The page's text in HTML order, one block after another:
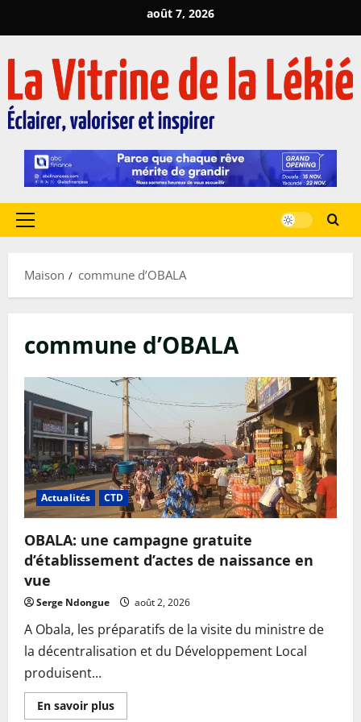
au
août 7, 2026
Menu
Maison
commune d’OBALA
commune d’OBALA
Actualités CTD
OBALA: une campagne gratuite
d’établissement d’actes de naissance en
vue
Serge Ndongue août 2, 2026
A Obala, les préparatifs de la visite du ministre de
la décentralisation et du Développement Local
produisent...
En savoir plusEn
savoir